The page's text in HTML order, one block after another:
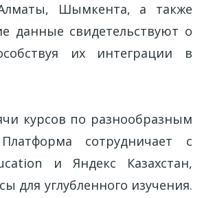
Шымкента, а также
данные свидетельствуют о
их интеграции в
курсов по разнообразным
сотрудничает с
и Яндекс Казахстан,
для углубленного изучения.